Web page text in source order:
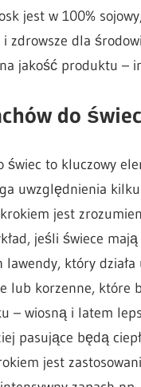
jest w 100%
zdrowsze dla
jakość produktu –
do świec
to kluczowy
uwzględnienia
jest
jeśli świece
który
lub korzenne, które
– wiosną i latem
pasujące będą
jest